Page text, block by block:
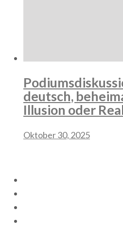
deutsch,
Illusion oder
Oktober 30, 2025